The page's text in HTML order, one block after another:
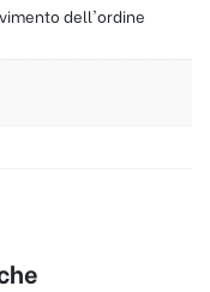
dell'ordine